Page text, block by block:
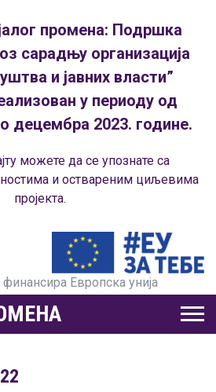
промена: Подршка
сарадњу организација
и јавних власти”
у периоду од
децембра 2023. године.
можете да се упознате са
и оствареним циљевима
пројекта.
финансира Европска унија